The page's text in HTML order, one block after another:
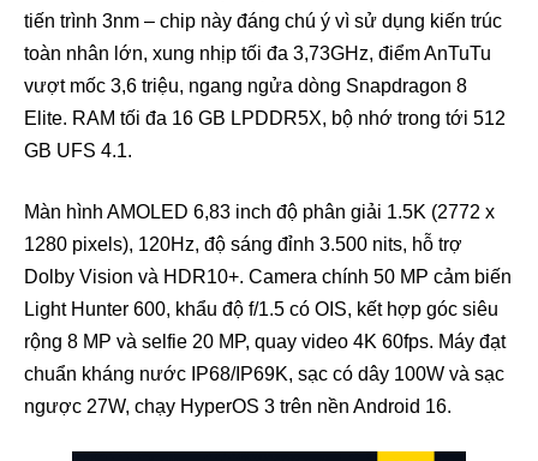
tiến trình 3nm – chip này đáng chú ý vì sử dụng kiến trúc
toàn nhân lớn, xung nhịp tối đa 3,73GHz, điểm AnTuTu
vượt mốc 3,6 triệu, ngang ngửa dòng Snapdragon 8
Elite. RAM tối đa 16 GB LPDDR5X, bộ nhớ trong tới 512
GB UFS 4.1.
Màn hình AMOLED 6,83 inch độ phân giải 1.5K (2772 x
1280 pixels), 120Hz, độ sáng đỉnh 3.500 nits, hỗ trợ
Dolby Vision và HDR10+. Camera chính 50 MP cảm biến
Light Hunter 600, khẩu độ f/1.5 có OIS, kết hợp góc siêu
rộng 8 MP và selfie 20 MP, quay video 4K 60fps. Máy đạt
chuẩn kháng nước IP68/IP69K, sạc có dây 100W và sạc
ngược 27W, chạy HyperOS 3 trên nền Android 16.